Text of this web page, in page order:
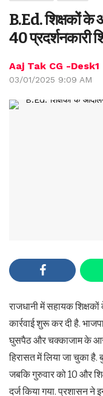
B.Ed. शिक्षकों
40 प्रदर्शनकारी
Aaj Tak CG -Desk1
03/01/2025 9:09 AM
राजधानी में सहायक
कार्रवाई शुरू कर दी है.
घुसपैठ और चक्काजाम के
हिरासत में लिया जा चुका है.
जबकि गुरुवार को 10 और
दर्ज किया गया. प्रशासन ने